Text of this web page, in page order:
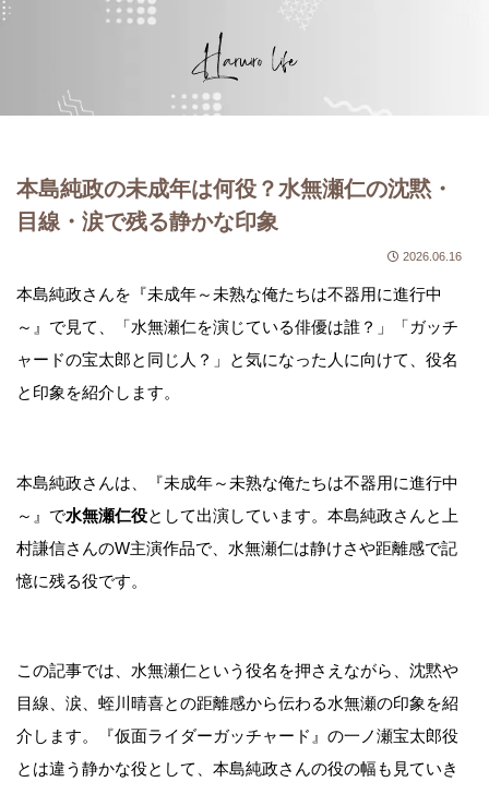
本島純政の未成年は何役？水無瀬仁の沈黙・
目線・涙で残る静かな印象
2026.06.16
本島純政さんを『未成年～未熟な俺たちは不器用に進行中
～』で見て、「水無瀬仁を演じている俳優は誰？」「ガッチ
ャードの宝太郎と同じ人？」と気になった人に向けて、役名
と印象を紹介します。
本島純政さんは、『未成年～未熟な俺たちは不器用に進行中
～』で水無瀬仁役として出演しています。本島純政さんと上
村謙信さんのW主演作品で、水無瀬仁は静けさや距離感で記
憶に残る役です。
この記事では、水無瀬仁という役名を押さえながら、沈黙や
目線、涙、蛭川晴喜との距離感から伝わる水無瀬の印象を紹
介します。『仮面ライダーガッチャード』の一ノ瀬宝太郎役
とは違う静かな役として、本島純政さんの役の幅も見ていき